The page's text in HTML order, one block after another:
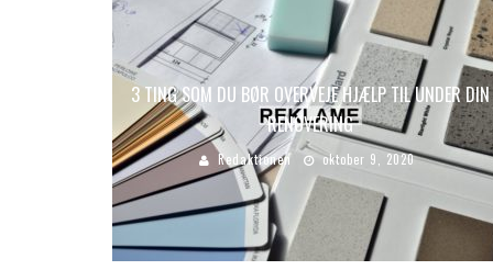
3 TING SOM DU BØR OVERVEJE HJÆLP TIL UNDER DIN
RENOVERING
Redaktionen oktober 9, 2020